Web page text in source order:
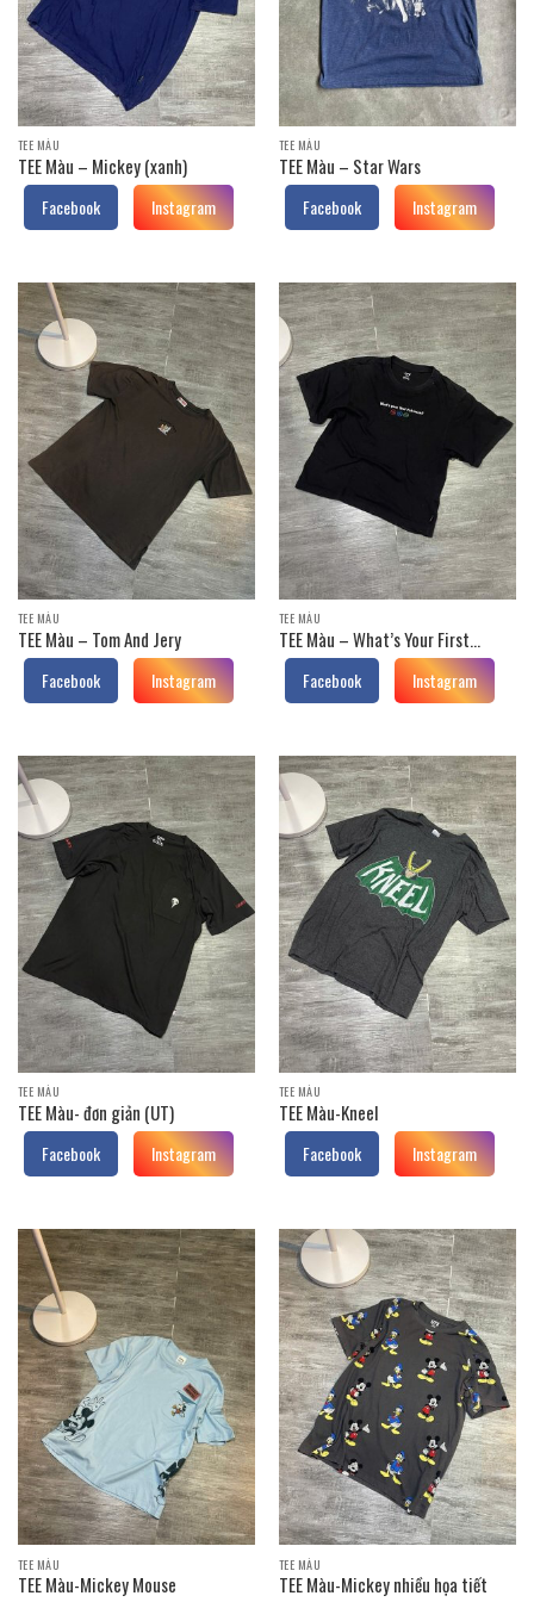
TEE MÀU
TEE Màu – Mickey (xanh)
Facebook Instagram
TEE MÀU
TEE Màu – Star Wars
Facebook Instagram
TEE MÀU
TEE Màu – Tom And Jery
Facebook Instagram
TEE MÀU
TEE Màu – What’s Your First
Pokemon
Facebook Instagram
TEE MÀU
TEE Màu- đơn giản (UT)
Facebook Instagram
TEE MÀU
TEE Màu-Kneel
Facebook Instagram
TEE MÀU
TEE Màu-Mickey Mouse
TEE MÀU
TEE Màu-Mickey nhiều họa tiết